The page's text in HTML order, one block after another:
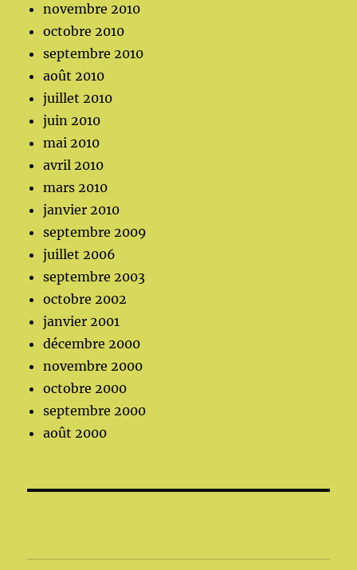
novembre 2010
octobre 2010
septembre 2010
août 2010
juillet 2010
juin 2010
mai 2010
avril 2010
mars 2010
janvier 2010
septembre 2009
juillet 2006
septembre 2003
octobre 2002
janvier 2001
décembre 2000
novembre 2000
octobre 2000
septembre 2000
août 2000